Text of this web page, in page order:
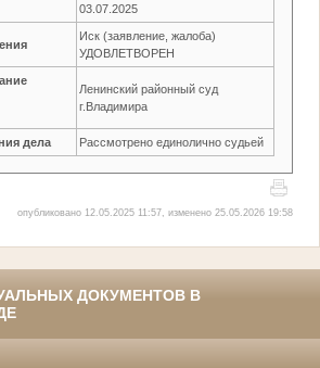
03.07.2025
Иск (заявление, жалоба)
УДОВЛЕТВОРЕН
Ленинский районный суд
г.Владимира
дела Рассмотрено единолично судьей
опубликовано 12.05.2025 11:57, изменено 25.05.2026 19:58
ДОКУМЕНТОВ В